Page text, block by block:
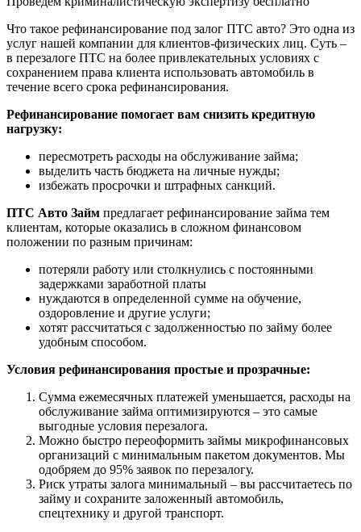
Что такое рефинансирование под залог ПТС авто? Это одна из
услуг нашей компании для клиентов-физических лиц. Суть –
в перезалоге ПТС на более привлекательных условиях с
сохранением права клиента использовать автомобиль в
течение всего срока рефинансирования.
Рефинансирование помогает вам снизить кредитную
нагрузку:
пересмотреть расходы на обслуживание займа;
выделить часть бюджета на личные нужды;
избежать просрочки и штрафных санкций.
ПТС Авто Займ предлагает рефинансирование займа тем
клиентам, которые оказались в сложном финансовом
положении по разным причинам:
потеряли работу или столкнулись с постоянными
задержками заработной платы
нуждаются в определенной сумме на обучение,
оздоровление и другие услуги;
хотят рассчитаться с задолженностью по займу более
удобным способом.
Условия рефинансирования простые и прозрачные:
Сумма ежемесячных платежей уменьшается, расходы на
обслуживание займа оптимизируются – это самые
выгодные условия перезалога.
Можно быстро переоформить займы микрофинансовых
организаций с минимальным пакетом документов. Мы
одобряем до 95% заявок по перезалогу.
Риск утраты залога минимальный – вы рассчитаетесь по
займу и сохраните заложенный автомобиль,
спецтехнику и другой транспорт.